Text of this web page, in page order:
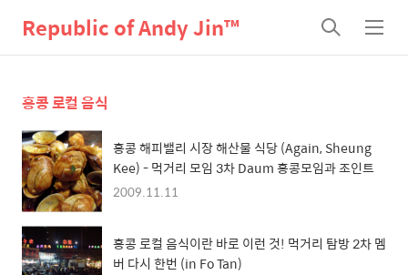
Republic of Andy Jin™
검
색
메
뉴
홍콩 로컬 음식
홍콩 해피밸리 시장 해산물 식당 (Again, Sheung
Kee) - 먹거리 모임 3차 Daum 홍콩모임과 조인트
2009.11.11
홍콩 로컬 음식이란 바로 이런 것! 먹거리 탐방 2차 멤
버 다시 한번 (in Fo Tan)